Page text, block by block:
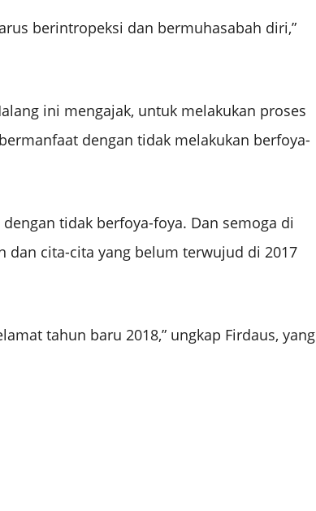
berintropeksi dan bermuhasabah diri,”
ini mengajak, untuk melakukan proses
dengan tidak melakukan berfoya-
tidak berfoya-foya. Dan semoga di
cita-cita yang belum terwujud di 2017
tahun baru 2018,” ungkap Firdaus, yang